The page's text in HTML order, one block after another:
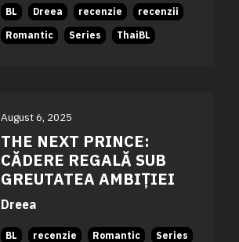
BL
Dreea recenzie
recenzii
Romantic
Series ThaiBL
August 6, 2025
THE NEXT PRINCE:
CĂDERE REGALĂ SUB
GREUTATEA AMBIȚIEI
Dreea
BL recenzie Romantic
Series